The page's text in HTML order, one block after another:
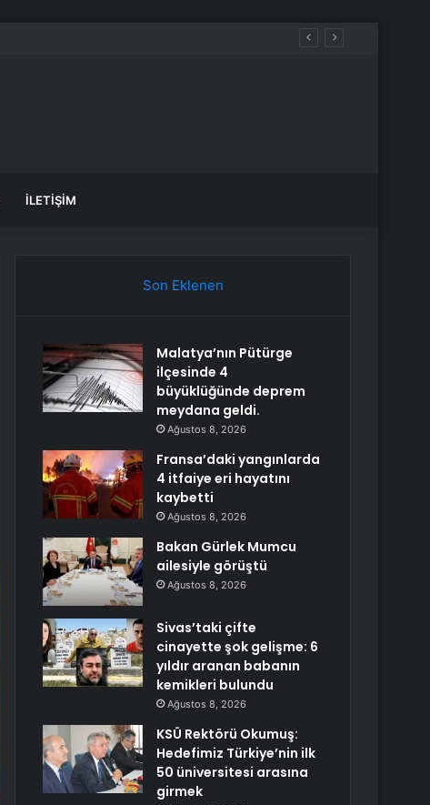
İLETIŞIM
Son Eklenen
Malatya’nın Pütürge
ilçesinde 4
büyüklüğünde deprem
meydana geldi.
Ağustos 8, 2026
Fransa’daki yangınlarda
4 itfaiye eri hayatını
kaybetti
Ağustos 8, 2026
Bakan Gürlek Mumcu
ailesiyle görüştü
Ağustos 8, 2026
Sivas’taki çifte
cinayette şok gelişme: 6
yıldır aranan babanın
kemikleri bulundu
Ağustos 8, 2026
KSÜ Rektörü Okumuş:
Hedefimiz Türkiye’nin ilk
50 üniversitesi arasına
girmek